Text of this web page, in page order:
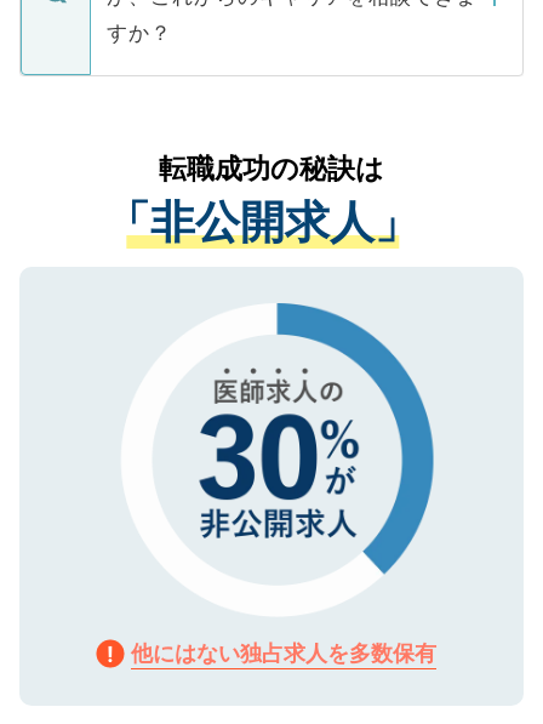
ています。
ご本人のキャリアアップおよび転職活動の
支援を目的に使用いたします。お預かりし
ているすべての個人データはご本人の許可
は、個人情報の取り扱いについての厳密な
管理基準を満たした事業者のみに付与され
る、プライバシーマークを取得済みです。
ご登録いただいた個人情報は、SSL（デー
で、機密保持に関してもご安心ください。
すか？
かがいして、現在の医療機関の状況や紹介
経験をまじえながら、適切なアドバイスを
させていただきます。すぐにご転職をされ
ない方には、長期的なサポートが可能です
ので、まずはご登録ください。
転職成功の秘訣は
「非公開求人」
他にはない独占求人を多数保有